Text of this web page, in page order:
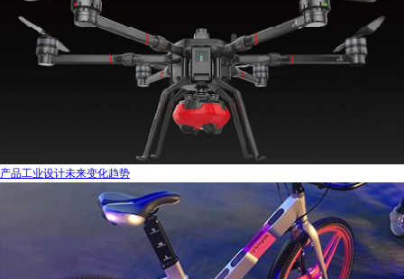
产品工业设计未来变化趋势